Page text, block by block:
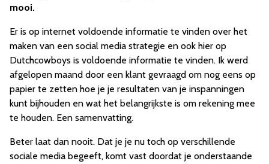
mooi.
Er is op internet voldoende informatie te vinden over het
maken van een social media strategie en ook hier op
Dutchcowboys is voldoende informatie te vinden. Ik werd
afgelopen maand door een klant gevraagd om nog eens op
papier te zetten hoe je je resultaten van je inspanningen
kunt bijhouden en wat het belangrijkste is om rekening mee
te houden. Een samenvatting.
Beter laat dan nooit. Dat je je nu toch op verschillende
sociale media begeeft, komt vast doordat je onderstaande